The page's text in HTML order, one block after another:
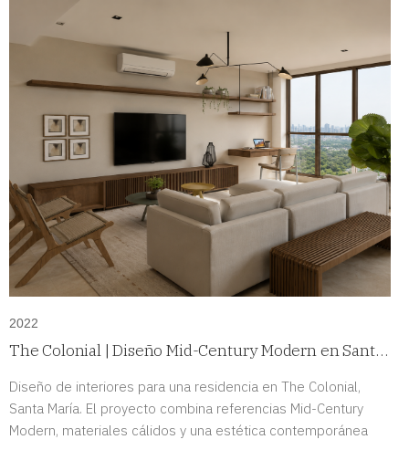
2022
The Colonial | Diseño Mid-Century Modern en Santa
Diseño de interiores para una residencia en The Colonial,
Santa María. El proyecto combina referencias Mid-Century
Modern, materiales cálidos y una estética contemporánea